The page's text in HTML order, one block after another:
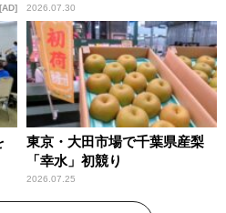
AD
庁が語るトクリュウの実態
～」放送
2026.07.30
東京・大田市場で千葉県産梨
「幸水」初競り
2026.07.25